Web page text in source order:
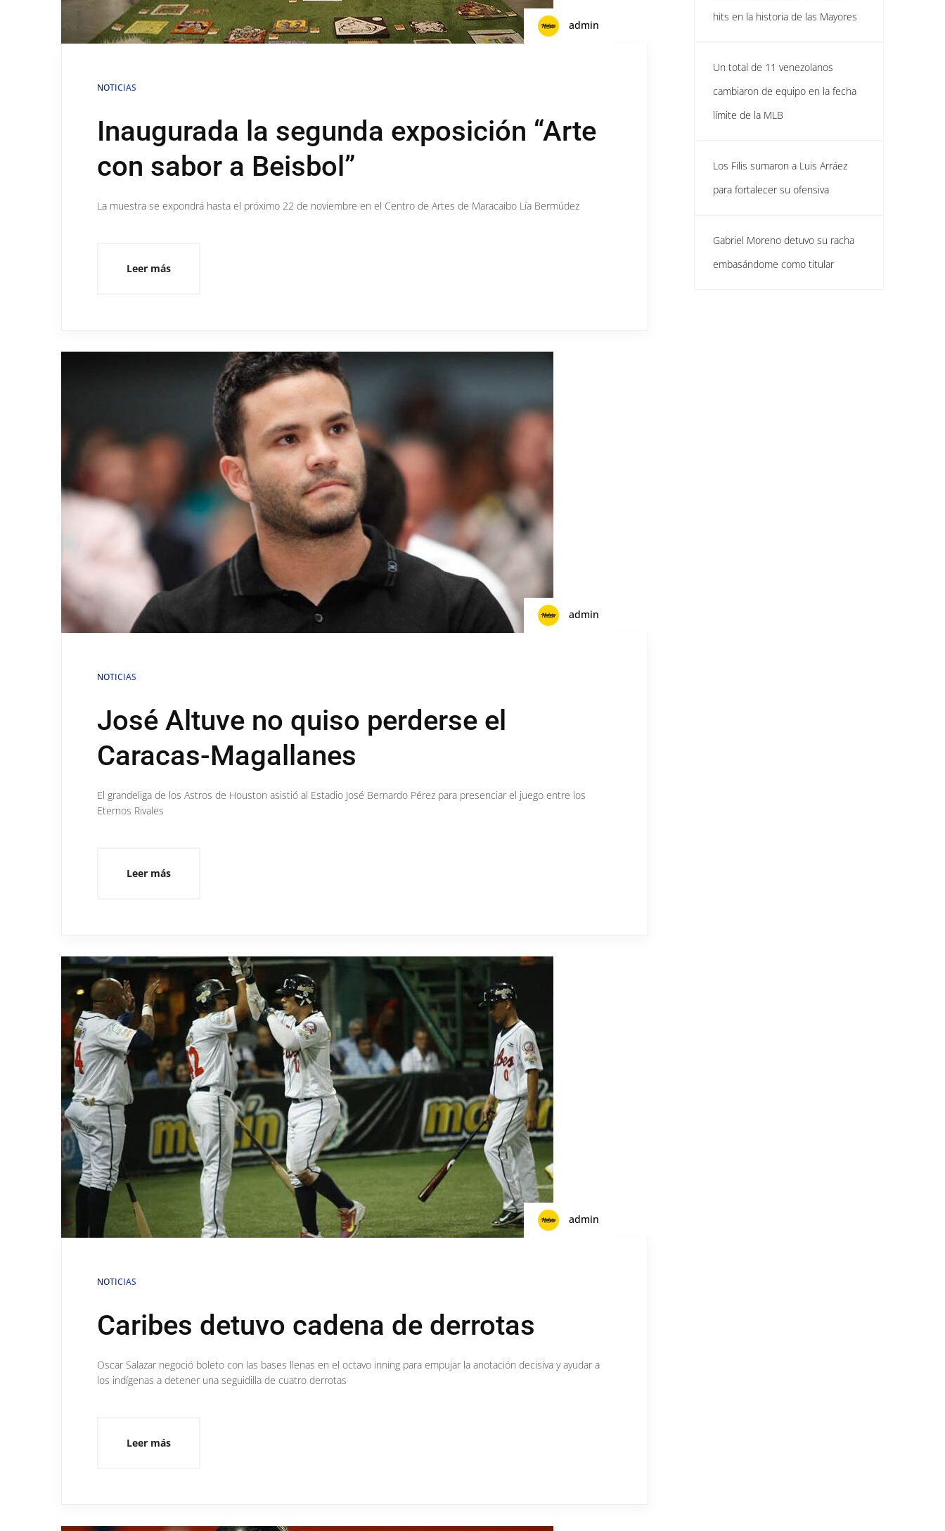
admin
NOTICIAS
Inaugurada la segunda exposición “Arte
con sabor a Beisbol”
La muestra se expondrá hasta el próximo 22 de noviembre en el Centro de Artes de Maracaibo Lía Bermúdez
Leer más
admin
NOTICIAS
José Altuve no quiso perderse el
Caracas-Magallanes
El grandeliga de los Astros de Houston asistió al Estadio José Bernardo Pérez para presenciar el juego entre los
Eternos Rivales
Leer más
admin
NOTICIAS
Caribes detuvo cadena de derrotas
Oscar Salazar negoció boleto con las bases llenas en el octavo inning para empujar la anotación decisiva y ayudar a
los indígenas a detener una seguidilla de cuatro derrotas
Leer más
hits en la historia de las Mayores
Un total de 11 venezolanos
cambiaron de equipo en la fecha
límite de la MLB
Los Filis sumaron a Luis Arráez
para fortalecer su ofensiva
Gabriel Moreno detuvo su racha
embasándome como titular